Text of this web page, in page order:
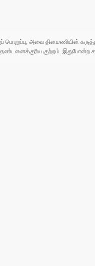
பொறுப்பு; அவை தினமணியின்
குற்றம். இதுபோன்ற